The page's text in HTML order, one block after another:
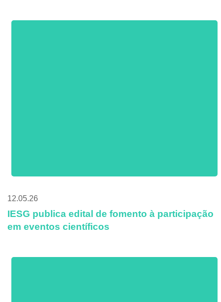
12.05.26
IESG publica edital de fomento à participação
em eventos científicos